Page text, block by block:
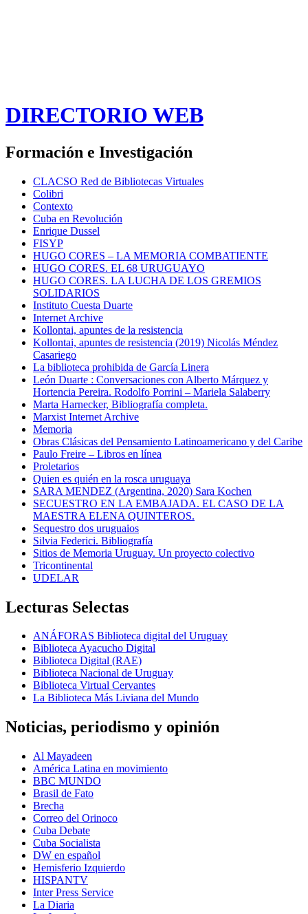
DIRECTORIO WEB
Formación e Investigación
CLACSO Red de Bibliotecas Virtuales
Colibri
Contexto
Cuba en Revolución
Enrique Dussel
FISYP
HUGO CORES – LA MEMORIA COMBATIENTE
HUGO CORES. EL 68 URUGUAYO
HUGO CORES. LA LUCHA DE LOS GREMIOS
SOLIDARIOS
Instituto Cuesta Duarte
Internet Archive
Kollontai, apuntes de la resistencia
Kollontai, apuntes de resistencia (2019) Nicolás Méndez
Casariego
La biblioteca prohibida de García Linera
León Duarte : Conversaciones con Alberto Márquez y
Hortencia Pereira. Rodolfo Porrini – Mariela Salaberry
Marta Harnecker, Bibliografía completa.
Marxist Internet Archive
Memoria
Obras Clásicas del Pensamiento Latinoamericano y del Caribe
Paulo Freire – Libros en línea
Proletarios
Quien es quién en la rosca uruguaya
SARA MENDEZ (Argentina, 2020) Sara Kochen
SECUESTRO EN LA EMBAJADA. EL CASO DE LA
MAESTRA ELENA QUINTEROS.
Sequestro dos uruguaios
Silvia Federici. Bibliografía
Sitios de Memoria Uruguay. Un proyecto colectivo
Tricontinental
UDELAR
Lecturas Selectas
ANÁFORAS Biblioteca digital del Uruguay
Biblioteca Ayacucho Digital
Biblioteca Digital (RAE)
Biblioteca Nacional de Uruguay
Biblioteca Virtual Cervantes
La Biblioteca Más Liviana del Mundo
Noticias, periodismo y opinión
Al Mayadeen
América Latina en movimiento
BBC MUNDO
Brasil de Fato
Brecha
Correo del Orinoco
Cuba Debate
Cuba Socialista
DW en español
Hemisferio Izquierdo
HISPANTV
Inter Press Service
La Diaria